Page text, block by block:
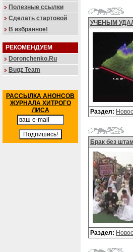
Полезные ссылки
Сделать стартовой
В избранное!
РЕКОМЕНДУЕМ
Doronchenko.Ru
Bugz Team
РАССЫЛКА АНОНСОВ
ЖУРНАЛА ХИТРОГО
ЛИСА
УЧЕНЫМ
Раздел:
Брак без
Раздел: